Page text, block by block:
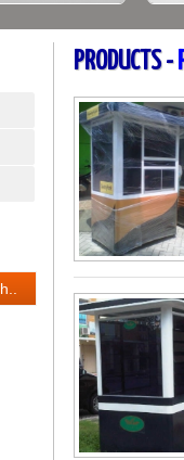
PRODUCTS -